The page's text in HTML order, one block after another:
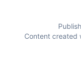
Content created